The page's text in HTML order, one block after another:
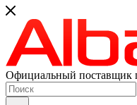
Официальный поставщик